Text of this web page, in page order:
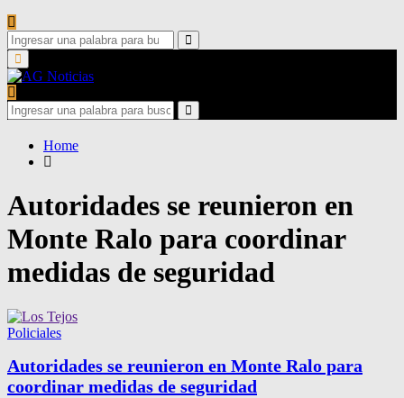
Search
for:
Search
Primary
Menu
Search
for:
Search
Home
Autoridades se reunieron en
Monte Ralo para coordinar
medidas de seguridad
Policiales
Autoridades se reunieron en Monte Ralo para
coordinar medidas de seguridad